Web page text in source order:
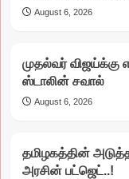
August 6, 2026
முதல்வர் விஜய்க்கு
ஸ்டாலின் சவால்
August 6, 2026
தமிழகத்தின்
அரசின் பட்ஜெட்..!